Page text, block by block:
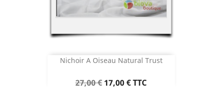
Nichoir A Oiseau Natural Trust
Prix
27,00 € Prix
17,00 €TTC